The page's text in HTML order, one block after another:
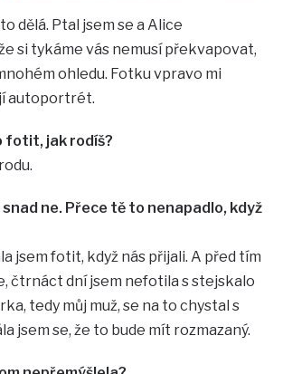
dělá. Ptal jsem se a Alice
si tykáme vás nemusí překvapovat,
ohledu. Fotku vpravo mi
autoportrét.
fotit, jak rodíš?
ne. Přece tě to nenapadlo, když
jsem fotit, když nás přijali. A před tím
čtrnáct dní jsem nefotila s stejskalo
tedy můj muž, se na to chystal s
jsem se, že to bude mít rozmazaný.